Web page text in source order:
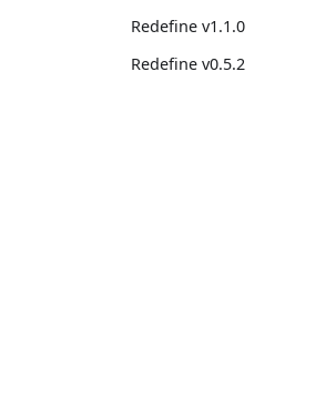
Redefine v1.1.0
Redefine v0.5.2